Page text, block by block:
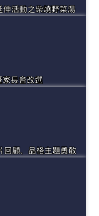
伸活動之柴燒野菜湯
長會改選
回顧、品格主題勇敢